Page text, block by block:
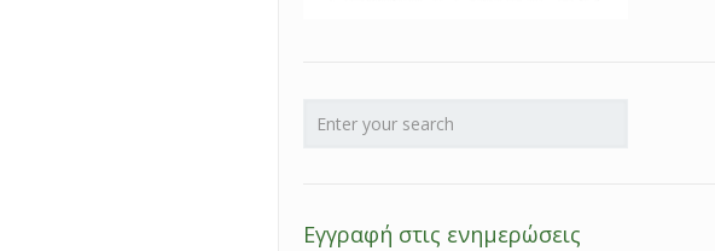
Εγγραφή στις ενημερώσεις